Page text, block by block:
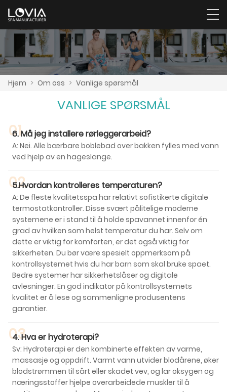
Hjem > Om oss > Vanlige spørsmål
VANLIGE SPØRSMÅL
01
6. Må jeg installere rørleggerarbeid?
A: Nei. Alle bærbare boblebad over bakken fylles med vann
ved hjelp av en hageslange.
02
5.Hvordan kontrolleres temperaturen?
A: De fleste kvalitetsspa har relativt sofistikerte digitale
termostatkontroller. Disse svært pålitelige moderne
systemene er i stand til å holde spavannet innenfor én
grad av hvilken som helst temperatur du har. Selv om
dette er viktig for komforten, er det også viktig for
sikkerheten. Du bør være spesielt oppmerksom på
kontrollsystemet hvis du har barn som skal bruke spaet.
Bedre systemer har sikkerhetslåser og digitale
avlesninger. En god indikator på kontrollsystemets
kvalitet er å lese og sammenligne produsentens
garantier.
03
4. Hva er hydroterapi?
Sv: Hydroterapi er den kombinerte effekten av varme,
massasje og oppdrift. Varmt vann utvider blodårene, øker
blodstrømmen til sårt eller skadet vev, og lar oksygen og
næringsstoffer hjelpe overarbeidede muskler til å